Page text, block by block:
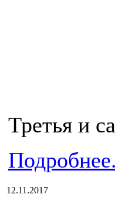
Третья и
12.11.2017